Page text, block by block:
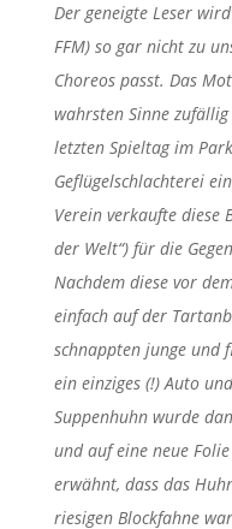
Der geneigte Leser
FFM) so gar nicht zu
Choreos passt. Das
wahrsten Sinne
letzten Spieltag im
Geflügelschlachterei
Verein verkaufte diese
der Welt“) für die
Nachdem diese vor
einfach auf der
schnappten junge und
ein einziges (!) Auto
Suppenhuhn wurde
und auf eine neue
erwähnt, dass das
riesigen Blockfahne